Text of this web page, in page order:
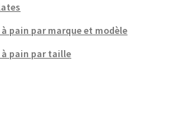
pain par marque et modèle
à pain par taille